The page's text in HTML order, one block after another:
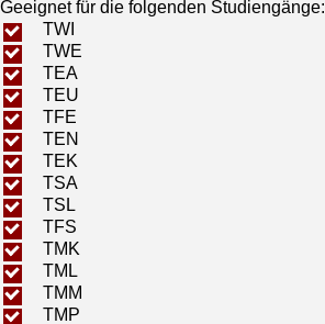
Geeignet für die folgenden Studiengänge:
TWI
TWE
TEA
TEU
TFE
TEN
TEK
TSA
TSL
TFS
TMK
TML
TMM
TMP